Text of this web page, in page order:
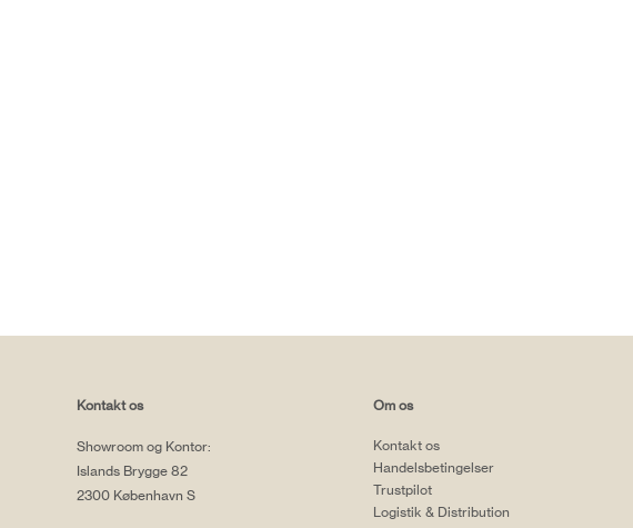
Kontakt os
Showroom og Kontor:
Islands Brygge 82
2300 København S
Om os
Kontakt os
Handelsbetingelser
Trustpilot
Logistik & Distribution